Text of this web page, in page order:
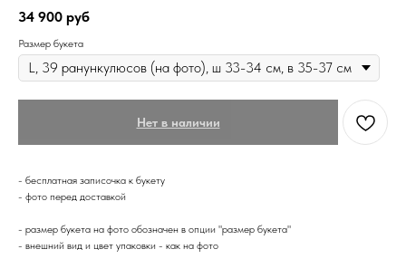
34 900 руб
Размер букета
Нет в наличии
- бесплатная записочка к букету
- фото перед доставкой
- размер букета на фото обозначен в опции "размер букета"
- внешний вид и цвет упаковки - как на фото